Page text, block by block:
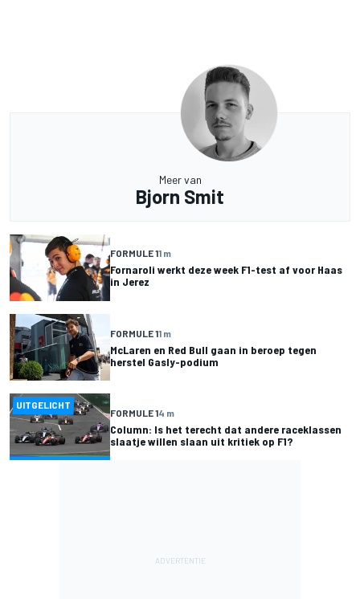
Meer van
Bjorn Smit
FORMULE 11 m
Fornaroli werkt deze week F1-test af voor Haas
in Jerez
FORMULE 11 m
McLaren en Red Bull gaan in beroep tegen
herstel Gasly-podium
UITGELICHT
FORMULE 14 m
Column: Is het terecht dat andere raceklassen
slaatje willen slaan uit kritiek op F1?